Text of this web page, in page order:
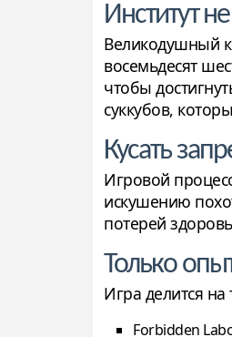
Институт
Великодушный
восемьдесят
чтобы
суккубов,
Кусать
Игровой
искушению
потерей
Только
Игра делится
Forbidden